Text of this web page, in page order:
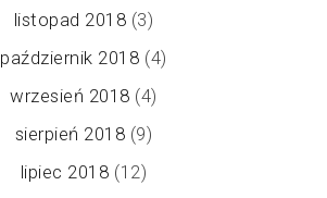
listopad 2018 (3)
październik 2018 (4)
wrzesień 2018 (4)
sierpień 2018 (9)
lipiec 2018 (12)